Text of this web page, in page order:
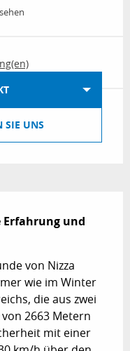
SIE UNS
Erfahrung und
von Nizza
wie im Winter
die aus zwei
2663 Metern
mit einer